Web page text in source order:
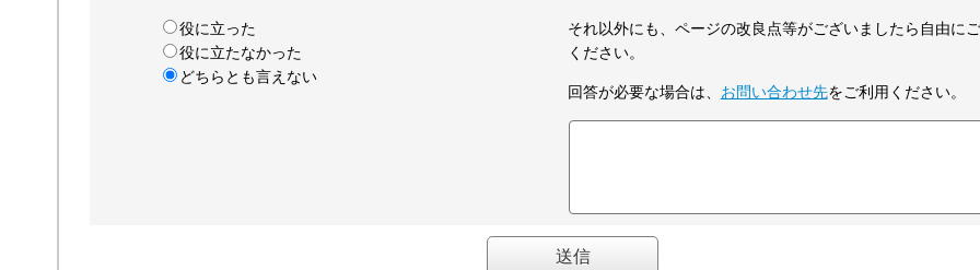
役に立った
役に立たなかった
どちらとも言えない
それ以外にも、ページの改良点等がございましたら自由に
ください。
回答が必要な場合は、 お問い合わせ先をご利用ください。